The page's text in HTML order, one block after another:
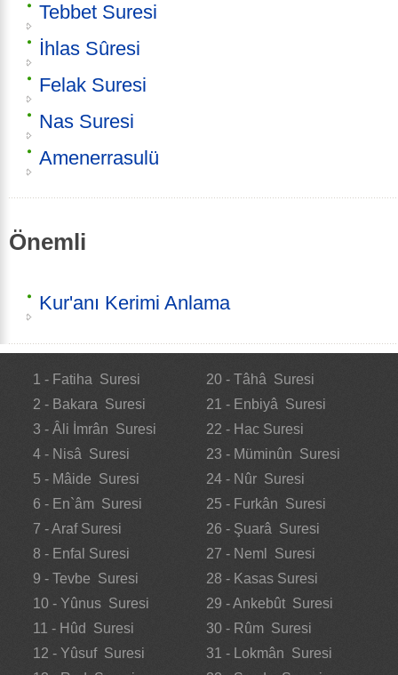
Tebbet Suresi
İhlas Sûresi
Felak Suresi
Nas Suresi
Amenerrasulü
Önemli
Kur'anı Kerimi Anlama
1 - Fatiha Suresi
2 - Bakara Suresi
3 - Âli İmrân Suresi
4 - Nisâ Suresi
5 - Mâide Suresi
6 - En`âm Suresi
7 - Araf Suresi
8 - Enfal Suresi
9 - Tevbe Suresi
10 - Yûnus Suresi
11 - Hûd Suresi
12 - Yûsuf Suresi
20 - Tâhâ Suresi
21 - Enbiyâ Suresi
22 - Hac Suresi
23 - Müminûn Suresi
24 - Nûr Suresi
25 - Furkân Suresi
26 - Şuarâ Suresi
27 - Neml Suresi
28 - Kasas Suresi
29 - Ankebût Suresi
30 - Rûm Suresi
31 - Lokmân Suresi